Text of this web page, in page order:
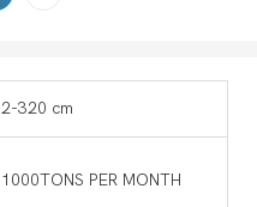
2-320 cm
1000TONS PER MONTH